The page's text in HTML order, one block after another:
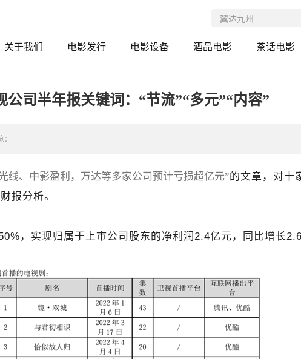
关于我们 电影发行 电影设备 酒品电影 茶话电影
公司半年报关键词：“节流”“多元”“内容”
：
线、中影盈利，万达等多家公司预计亏损超亿元”的文章，对十
报分析。
，实现归属于上市公司股东的净利润2.4亿元，同比增长